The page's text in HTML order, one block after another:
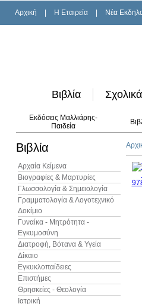
Αρχική H Εταιρεία Νέα
Βιβλία Σχολικά
Εκδόσεις Μαλλιάρης-
Παιδεία
Βιβλία
Αρχαία Κείμενα
Βιογραφίες & Μαρτυρίες
Γλωσσολογία & Σημειολογία
Γραμματολογία & Λογοτεχνικό
Δοκίμιο
Γυναίκα - Μητρότητα -
Εγκυμοσύνη
Διατροφή, Βότανα & Υγεία
Δίκαιο
Εγκυκλοπαίδειες
Επιστήμες
Θρησκείες - Θεολογία
Ιατρική